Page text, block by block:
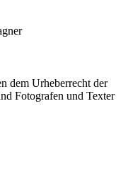
dem Urheberrecht der
Fotografen und Texter